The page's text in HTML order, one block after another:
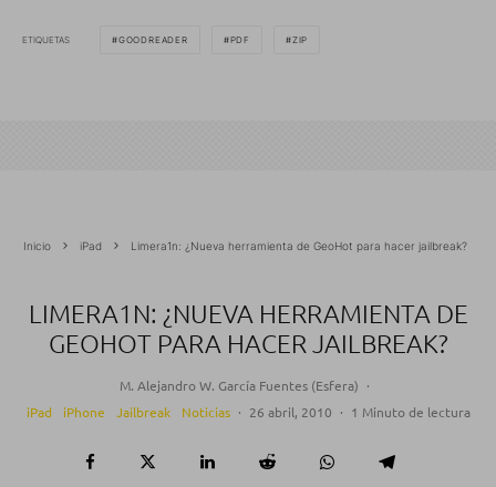
ETIQUETAS GOODREADER PDF ZIP
Inicio iPad Limera1n: ¿Nueva herramienta de GeoHot para hacer jailbreak?
LIMERA1N: ¿NUEVA HERRAMIENTA DE
GEOHOT PARA HACER JAILBREAK?
M. Alejandro W. García Fuentes (Esfera) ·
iPad
iPhone Jailbreak Noticias · 26 abril, 2010 · 1 Minuto de lectura